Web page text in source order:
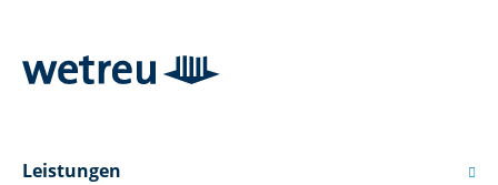
Leistungen 